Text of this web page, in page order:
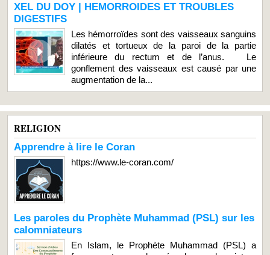
XEL DU DOY | HEMORROIDES ET TROUBLES
DIGESTIFS
Les hémorroïdes sont des vaisseaux sanguins
dilatés et tortueux de la paroi de la partie
inférieure du rectum et de l’anus. Le
gonflement des vaisseaux est causé par une
augmentation de la...
RELIGION
Apprendre à lire le Coran
https://www.le-coran.com/
Les paroles du Prophète Muhammad (PSL) sur les
calomniateurs
En Islam, le Prophète Muhammad (PSL) a